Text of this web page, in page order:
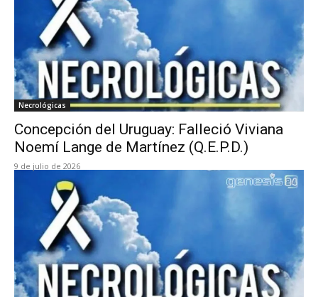
Necrológicas
Concepción del Uruguay: Falleció Viviana
Noemí Lange de Martínez (Q.E.P.D.)
9 de julio de 2026